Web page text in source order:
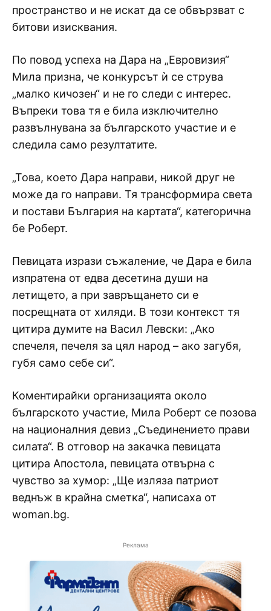
пространство и не искат да се обвързват с
битови изисквания.
По повод успеха на Дара на „Евровизия“
Мила призна, че конкурсът ѝ се струва
„малко кичозен“ и не го следи с интерес.
Въпреки това тя е била изключително
развълнувана за българското участие и е
следила само резултатите.
„Това, което Дара направи, никой друг не
може да го направи. Тя трансформира света
и постави България на картата“, категорична
бе Роберт.
Певицата изрази съжаление, че Дара е била
изпратена от едва десетина души на
летището, а при завръщането си е
посрещната от хиляди. В този контекст тя
цитира думите на Васил Левски: „Ако
спечеля, печеля за цял народ – ако загубя,
губя само себе си“.
Коментирайки организацията около
българското участие, Мила Роберт се позова
на националния девиз „Съединението прави
силата“. В отговор на закачка певицата
цитира Апостола, певицата отвърна с
чувство за хумор: „Ще изляза патриот
веднъж в крайна сметка“, написаха от
woman.bg.
Реклама